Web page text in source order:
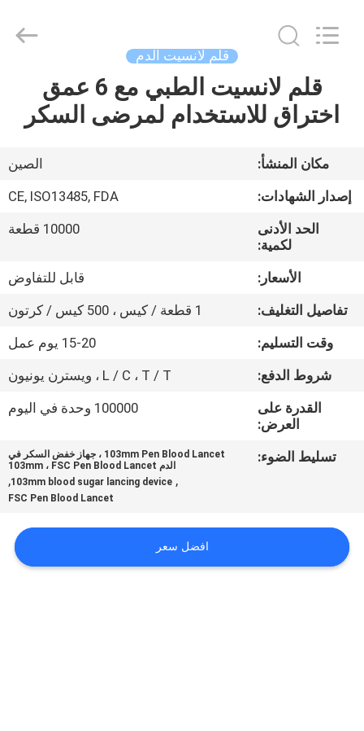
منزل،
بيت
منتجات
عرض
الافتراضي
معلومات
جولة
المعمل
الجودة
قلم لانسيت الدم
قلم لانسيت الطبي مع 6 عمق
اختراق للاستخدام لمرضى السكر
مكان المنشأ:
الصين
إصدار الشهادات:
CE, ISO13485, FDA
الحد الأدنى
لكمية:
10000 قطعة
الأسعار:
قابل للتفاوض
تفاصيل التغليف:
1 قطعة / كيس ، 500 كيس / كرتون
وقت التسليم:
15-20 يوم عمل
شروط الدفع:
L / C ، T / T ، ويسترن يونيون
القدرة على
العرض:
100000 وحدة في اليوم
تسليط الضوء:
103mm Pen Blood Lancet ، جهاز خفض السكر في
الدم 103mm ، FSC Pen Blood Lancet
,
103mm blood sugar lancing device
,
FSC Pen Blood Lancet
افضل سعر